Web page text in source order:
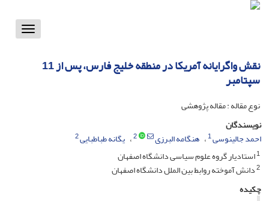
Toggle
نقش واگرایانه آمریکا در منطقه خلیج فارس، پس از 11
سپتامبر
نوع مقاله : مقاله پژوهشی
نویسندگان
احمد جالینوسی1 هنگامه البرزی 2 یگانه طباطبایی2
1استادیار گروه علوم سیاسی دانشگاه اصفهان
2دانش آموخته روابط بین الملل دانشگاه اصفهان
چکیده